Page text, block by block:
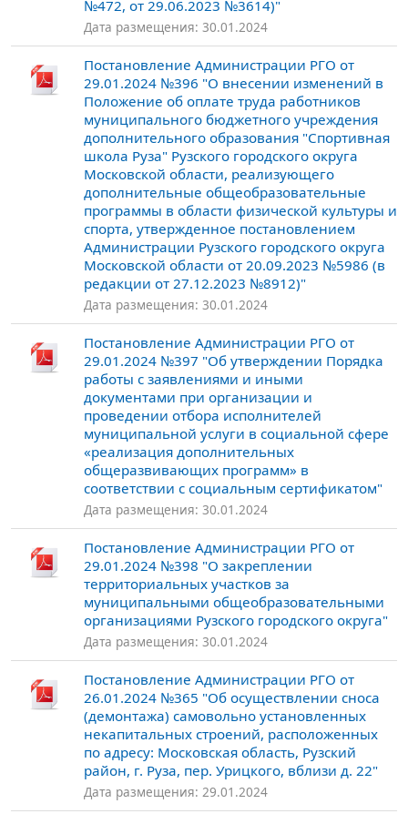
№472, от 29.06.2023 №3614)"
Дата размещения: 30.01.2024
Постановление Администрации РГО от
29.01.2024 №396 "О внесении изменений в
Положение об оплате труда работников
муниципального бюджетного учреждения
дополнительного образования "Спортивная
школа Руза" Рузского городского округа
Московской области, реализующего
дополнительные общеобразовательные
программы в области физической культуры и
спорта, утвержденное постановлением
Администрации Рузского городского округа
Московской области от 20.09.2023 №5986 (в
редакции от 27.12.2023 №8912)"
Дата размещения: 30.01.2024
Постановление Администрации РГО от
29.01.2024 №397 "Об утверждении Порядка
работы с заявлениями и иными
документами при организации и
проведении отбора исполнителей
муниципальной услуги в социальной сфере
«реализация дополнительных
общеразвивающих программ» в
соответствии с социальным сертификатом"
Дата размещения: 30.01.2024
Постановление Администрации РГО от
29.01.2024 №398 "О закреплении
территориальных участков за
муниципальными общеобразовательными
организациями Рузского городского округа"
Дата размещения: 30.01.2024
Постановление Администрации РГО от
26.01.2024 №365 "Об осуществлении сноса
(демонтажа) самовольно установленных
некапитальных строений, расположенных
по адресу: Московская область, Рузский
район, г. Руза, пер. Урицкого, вблизи д. 22"
Дата размещения: 29.01.2024